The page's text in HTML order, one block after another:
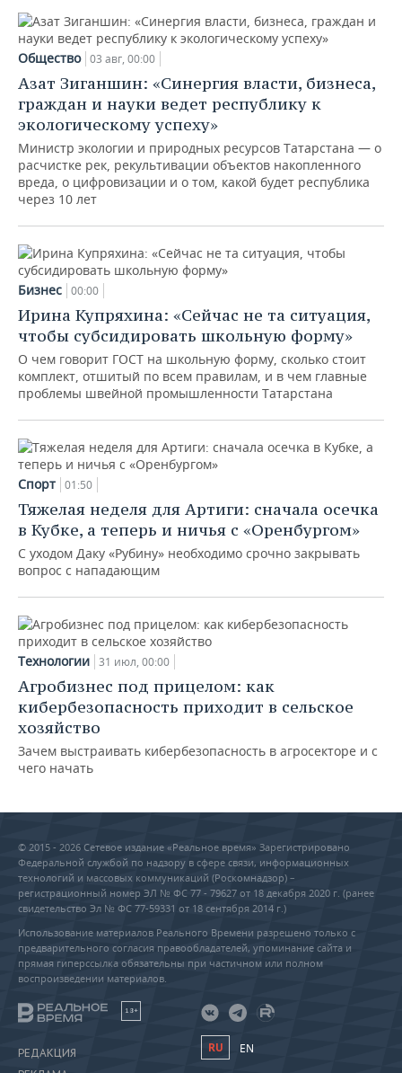
Общество 03 авг, 00:00
Азат Зиганшин: «Синергия власти, бизнеса,
граждан и науки ведет республику к
экологическому успеху»
Министр экологии и природных ресурсов Татарстана — о
расчистке рек, рекультивации объектов накопленного
вреда, о цифровизации и о том, какой будет республика
через 10 лет
Бизнес 00:00
Ирина Купряхина: «Сейчас не та ситуация,
чтобы субсидировать школьную форму»
О чем говорит ГОСТ на школьную форму, сколько стоит
комплект, отшитый по всем правилам, и в чем главные
проблемы швейной промышленности Татарстана
Спорт 01:50
Тяжелая неделя для Артиги: сначала осечка
в Кубке, а теперь и ничья с «Оренбургом»
С уходом Даку «Рубину» необходимо срочно закрывать
вопрос с нападающим
Технологии 31 июл, 00:00
Агробизнес под прицелом: как
кибербезопасность приходит в сельское
хозяйство
Зачем выстраивать кибербезопасность в агросекторе и с
чего начать
© 2015 - 2026 Сетевое издание «Реальное время» Зарегистрировано
Федеральной службой по надзору в сфере связи, информационных
технологий и массовых коммуникаций (Роскомнадзор) –
регистрационный номер ЭЛ № ФС 77 - 79627 от 18 декабря 2020 г. (ранее
свидетельство Эл № ФС 77-59331 от 18 сентября 2014 г.)
Использование материалов Реального Времени разрешено только с
предварительного согласия правообладателей, упоминание сайта и
прямая гиперссылка обязательны при частичном или полном
воспроизведении материалов.
18+
РЕДАКЦИЯ
RU EN